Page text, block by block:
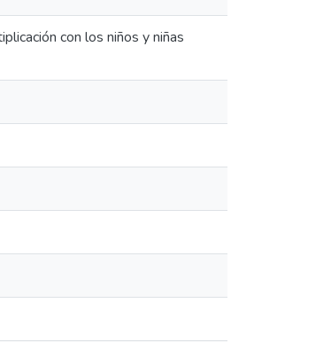
con los niños y niñas